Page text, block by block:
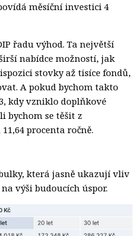
měsíční investici 4
řadu výhod. Ta největší
nabídce možností, jak
stovky až tisíce fondů,
A pokud bychom takto
kdy vzniklo doplňkové
bychom se těšit z
procenta ročně.
která jasně ukazují vliv
výši budoucích úspor.